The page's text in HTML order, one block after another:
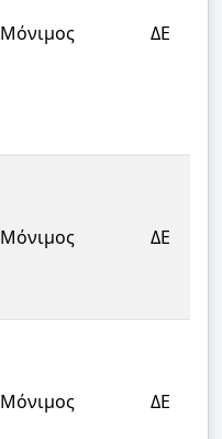
Μόνιμος ΔΕ
Μόνιμος ΔΕ
Μόνιμος ΔΕ